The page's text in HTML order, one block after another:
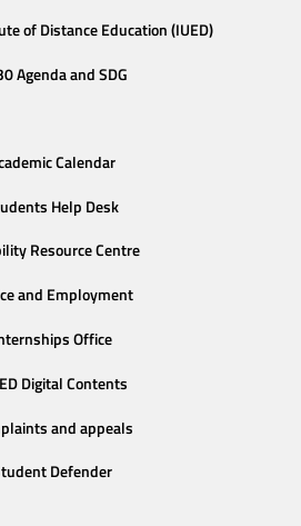
of Distance Education (IUED)
Agenda and SDG
Calendar
Help Desk
Resource Centre
and Employment
Office
Digital Contents
and appeals
Defender